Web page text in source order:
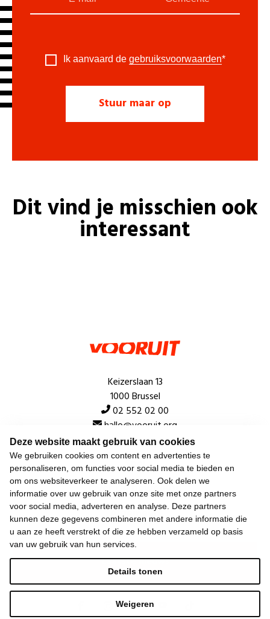
Deze website maakt gebruik van cookies
We gebruiken cookies om content en advertenties te
personaliseren, om functies voor social media te bieden en
om ons websiteverkeer te analyseren. Ook delen we
informatie over uw gebruik van onze site met onze partners
voor social media, adverteren en analyse. Deze partners
kunnen deze gegevens combineren met andere informatie die
u aan ze heeft verstrekt of die ze hebben verzameld op basis
van uw gebruik van hun services.
Weigeren
Details tonen
Ik aanvaard de gebruiksvoorwaarden*
Dit vind je misschien ook
interessant
Keizerslaan 13
1000 Brussel
02 552 02 00
hallo@vooruit.org
Snel
Over de beweging
Algemeen
Laatste nieuws